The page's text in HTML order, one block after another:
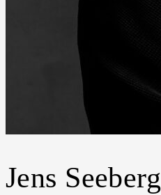
Jens Seeberg